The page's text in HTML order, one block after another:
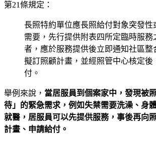
第21條規定：
長照特約單位應長照給付對象突發性
需要，先行提供附表四所定臨時服務
者，應於服務提供後立即通知社區整
擬訂照顧計畫，並經照管中心核定後
付。
舉例來說， 當居服員到個案家中，發現被
待」的緊急需求，例如失禁需要洗澡、身
就醫，居服員可以先提供服務，事後再向
計畫、申請給付。